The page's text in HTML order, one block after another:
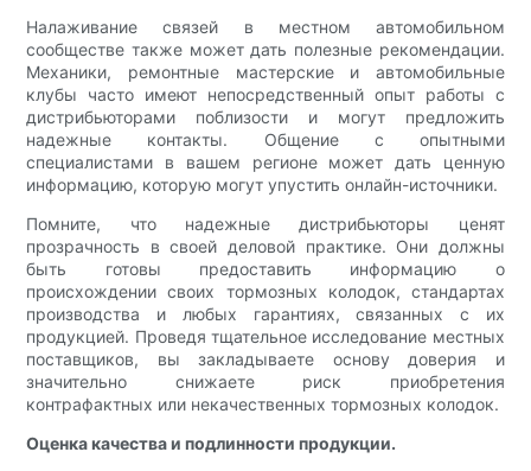
Налаживание связей в местном автомобильном
сообществе также может дать полезные рекомендации.
Механики, ремонтные мастерские и автомобильные
клубы часто имеют непосредственный опыт работы с
дистрибьюторами поблизости и могут предложить
надежные контакты. Общение с опытными
специалистами в вашем регионе может дать ценную
информацию, которую могут упустить онлайн-источники.
Помните, что надежные дистрибьюторы ценят
прозрачность в своей деловой практике. Они должны
быть готовы предоставить информацию о
происхождении своих тормозных колодок, стандартах
производства и любых гарантиях, связанных с их
продукцией. Проведя тщательное исследование местных
поставщиков, вы закладываете основу доверия и
значительно снижаете риск приобретения
контрафактных или некачественных тормозных колодок.
Оценка качества и подлинности продукции.